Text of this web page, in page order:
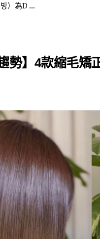
）為D ...
勢】4款縮毛